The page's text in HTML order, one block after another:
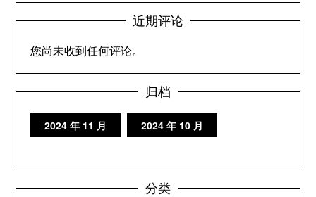
近期评论
您尚未收到任何评论。
归档
2024 年 11 月 2024 年 10 月
分类